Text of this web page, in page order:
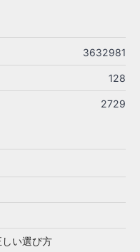
3632981
128
2729
い選び方